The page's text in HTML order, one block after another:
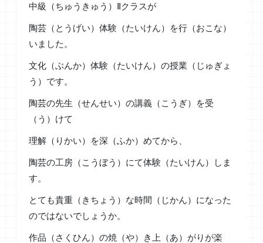
中級（ちゅうきゅう）Ⅱクラスが
陶芸（とうげい）体験（たいけん）を行（おこな）
いました。
文化（ぶんか）体験（たいけん）の授業（じゅぎょ
う）です。
陶芸の先生（せんせい）の講義（こうぎ）を受
（う）けて
理解（りかい）を深（ふか）めてから、
陶芸の工房（こうぼう）にて体験（たいけん）しま
す。
とても貴重（きちょう）な時間（じかん）になった
のではないでしょうか。
作品（さくひん）の焼（や）き上（あ）がりが楽